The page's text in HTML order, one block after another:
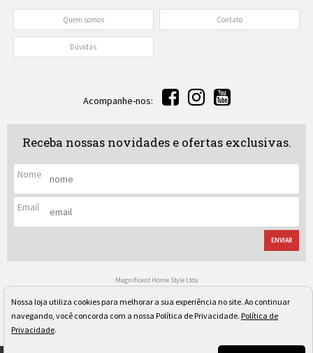
Quem somos Contato
Dúvidas
Acompanhe-nos:
Receba nossas novidades e ofertas exclusivas.
Nome
Email
ENVIAR
Magnificent Home Style Ltda
CNPJ: 04.080.097/0001-40
Rua Regente Leon Kaniefsky, 522 - Vl. Progredior
São Paulo/SP - Cep: 05617-030
Os preços, quantidade em estoque e condições de pagamento apresentados neste site não valem
necessariamente para nossa loja física e podem sofrer alterações sem prévia notificação. Imagens
meramente ilustrativas. Pedidos sujeitos a análise e confirmação de dados.
Nossa loja utiliza cookies para melhorar a sua experiência no site. Ao continuar
navegando, você concorda com a nossa Política de Privacidade. Política de
Privacidade.